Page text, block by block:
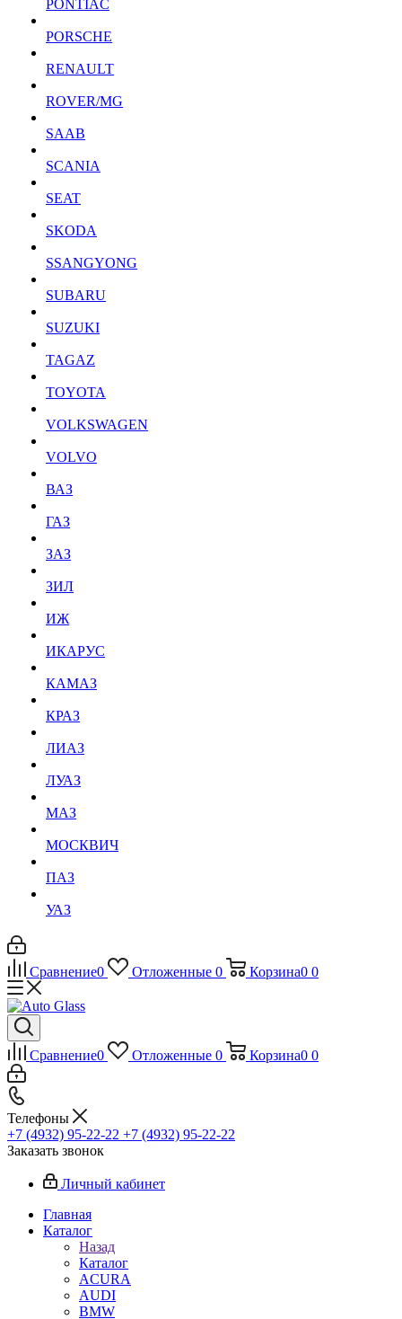
PONTIAC
PORSCHE
RENAULT
ROVER/MG
SAAB
SCANIA
SEAT
SKODA
SSANGYONG
SUBARU
SUZUKI
TAGAZ
TOYOTA
VOLKSWAGEN
VOLVO
ВАЗ
ГАЗ
ЗАЗ
ЗИЛ
ИЖ
ИКАРУС
КАМАЗ
КРАЗ
ЛИАЗ
ЛУАЗ
МАЗ
МОСКВИЧ
ПАЗ
УАЗ
Сравнение0 Отложенные 0 Корзина0 0
Сравнение0 Отложенные 0 Корзина0 0
Телефоны
+7 (4932) 95-22-22 +7 (4932) 95-22-22
Заказать звонок
Личный кабинет
Главная
Каталог
Назад
Каталог
ACURA
AUDI
BMW